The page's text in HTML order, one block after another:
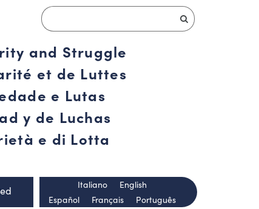
and Struggle
et de Luttes
e Lutas
y de Luchas
e di Lotta
Español Français Português
Italiano English